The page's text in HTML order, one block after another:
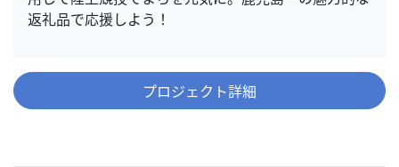
返礼品で応援しよう！
プロジェクト詳細